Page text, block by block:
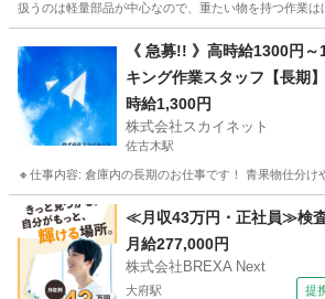
扱うのは軽量部品が中心なので、重たい物を持つ作業
新川町駅 工場
《 急募!! 》高時給1300円
キング作業スタッフ【長期】
時給1,300円
株式会社スカイネット
佐古木駅
🔸仕事内容: 倉庫内の長期のお仕事です！ 青果物仕分
愛知 弥富市 佐古木駅 仕分け 時給
≪月収43万円・正社員≫検
月給277,000円
株式会社BREXA Next
大府駅 提